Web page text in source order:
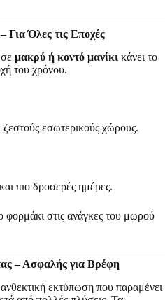
Όλες τις Εποχές
μακρύ ή κοντό μανίκι κάνει το
του χρόνου.
ζεστούς εσωτερικούς χώρους.
πιο δροσερές ημέρες.
φορμάκι στις ανάγκες του μωρού
– Ασφαλής για Βρέφη
εκτύπωση που παραμένει